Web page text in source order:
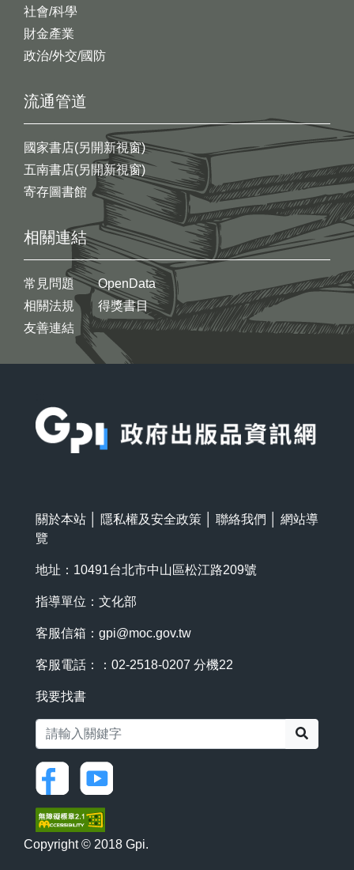
社會/科學
財金產業
政治/外交/國防
流通管道
國家書店(另開新視窗)
五南書店(另開新視窗)
寄存圖書館
相關連結
常見問題
相關法規
友善連結
OpenData
得獎書目
關於本站 隱私權及安全政策 聯絡我們
網站導
覽
地址：10491台北市中山區松江路209號
指導單位：文化部
客服信箱： gpi@moc.gov.tw
客服電話：：02-2518-0207 分機22
我要找書
Copyright © 2018 Gpi.